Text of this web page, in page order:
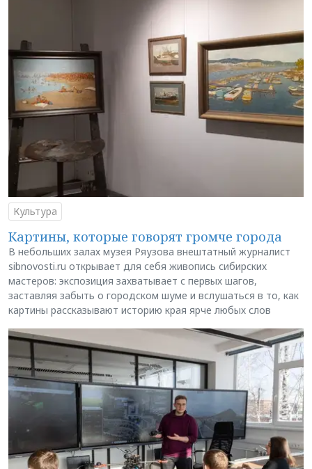
Культура
Картины, которые говорят громче города
В небольших залах музея Ряузова внештатный журналист
sibnovosti.ru открывает для себя живопись сибирских
мастеров: экспозиция захватывает с первых шагов,
заставляя забыть о городском шуме и вслушаться в то, как
картины рассказывают историю края ярче любых слов